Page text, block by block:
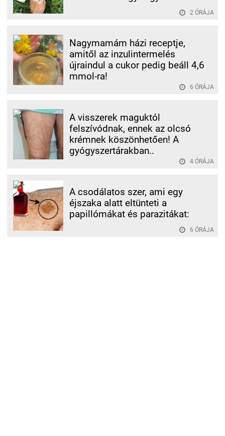
2 ÓRÁJA
Nagymamám házi receptje,
amitől az inzulintermelés
újraindul a cukor pedig beáll 4,6
mmol-ra!
6 ÓRÁJA
A visszerek maguktól
felszívódnak, ennek az olcsó
krémnek köszönhetően! A
gyógyszertárakban..
4 ÓRÁJA
A csodálatos szer, ami egy
éjszaka alatt eltünteti a
papillómákat és parazitákat:
6 ÓRÁJA